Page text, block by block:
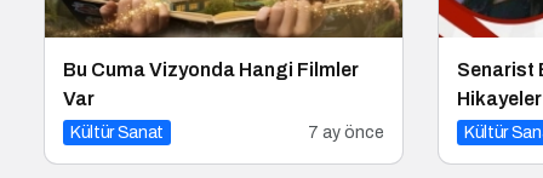
Bu Cuma Vizyonda Hangi Filmler
Var
Kültür Sanat 7 ay önce
Senarist
Kültür